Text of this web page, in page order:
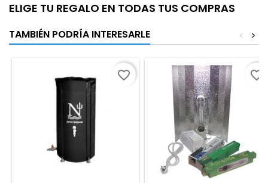
ELIGE TU REGALO EN TODAS TUS COMPRAS
TAMBIÉN PODRÍA INTERESARLE >
<
favorite_border favorite_border